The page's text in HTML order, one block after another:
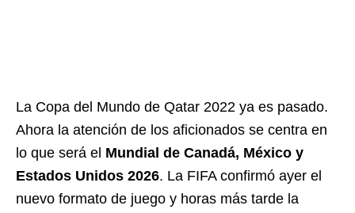
La Copa del Mundo de Qatar 2022 ya es pasado.
Ahora la atención de los aficionados se centra en
lo que será el Mundial de Canadá, México y
Estados Unidos 2026. La FIFA confirmó ayer el
nuevo formato de juego y horas más tarde la